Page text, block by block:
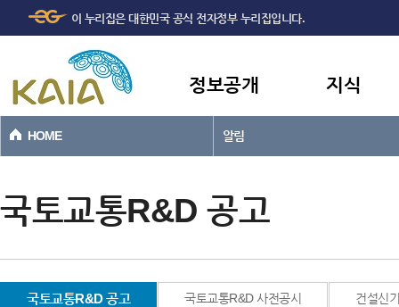
본문바로가기
이 누리집은 대한민국 공식 전자정부 누리집입니다.
정보공개 지식
HOME 알림
국토교통R&D 공고
국토교통R&D 공고 국토교통R&D 사전공시 건설신